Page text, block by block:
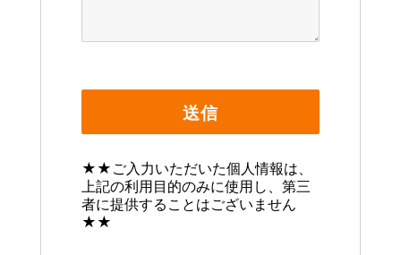
★★ご入力いただいた個人情報は、
上記の利用目的のみに使用し、第三
者に提供することはございません
★★